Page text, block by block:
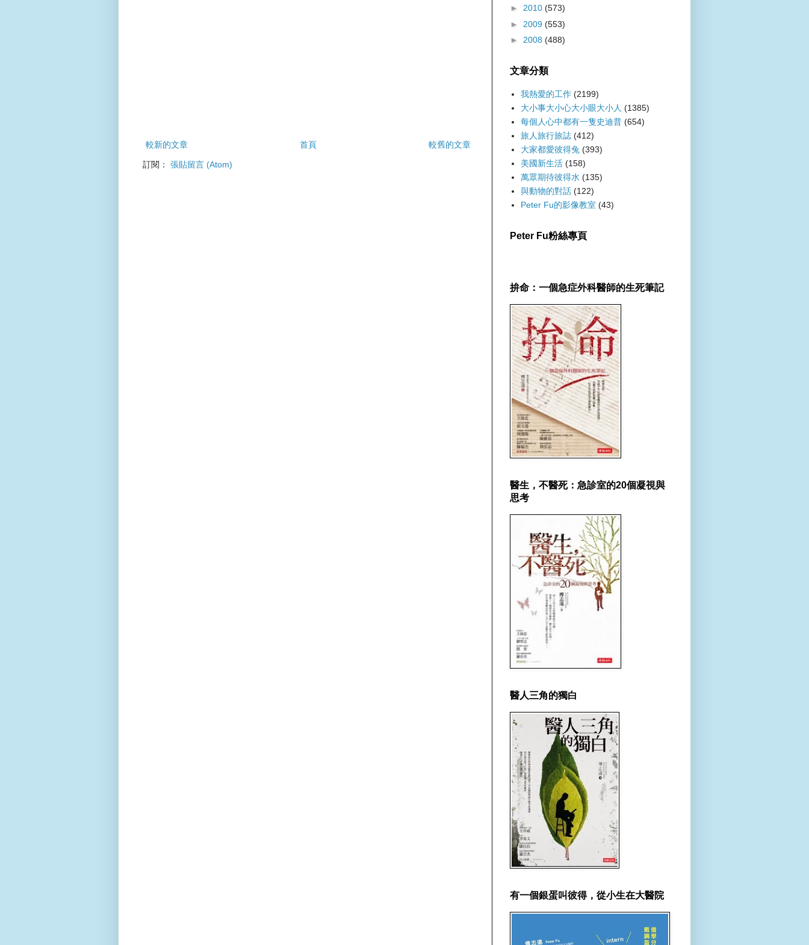
較新的文章 較舊的文章
首頁
訂閱： 張貼留言 (Atom)
► 2010 (573)
► 2009 (553)
► 2008 (488)
文章分類
我熱愛的工作 (2199)
大小事大小心大小眼大小人 (1385)
每個人心中都有一隻史迪普 (654)
旅人旅行旅誌 (412)
大家都愛彼得兔 (393)
美國新生活 (158)
萬眾期待彼得水 (135)
與動物的對話 (122)
Peter Fu的影像教室 (43)
Peter Fu粉絲專頁
拚命：一個急症外科醫師的生死筆記
醫生，不醫死：急診室的20個凝視與
思考
醫人三角的獨白
有一個銀蛋叫彼得，從小生在大醫院